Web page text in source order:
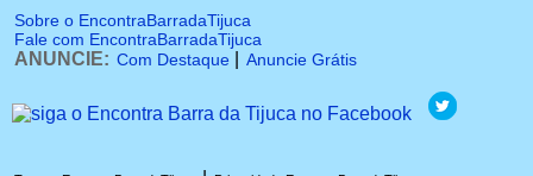
Sobre o EncontraBarradaTijuca
Fale com EncontraBarradaTijuca
ANUNCIE: Com Destaque Anuncie Grátis